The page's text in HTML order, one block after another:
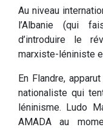
Au niveau
l’Albanie (qui
d’introduire le
marxiste-léniniste
En Flandre,
nationaliste qui
léninisme. Ludo
AMADA au